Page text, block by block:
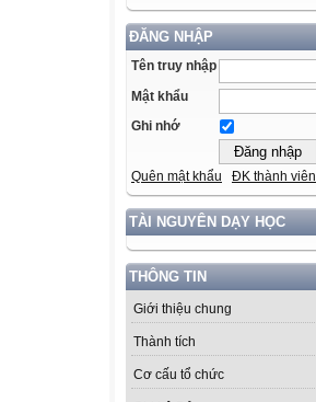
ĐĂNG NHẬP
Tên truy nhập
Mật khẩu
Ghi nhớ
Quên mật khẩu ĐK thành viên
TÀI NGUYÊN DẠY HỌC
THÔNG TIN
Giới thiệu chung
Thành tích
Cơ cấu tổ chức